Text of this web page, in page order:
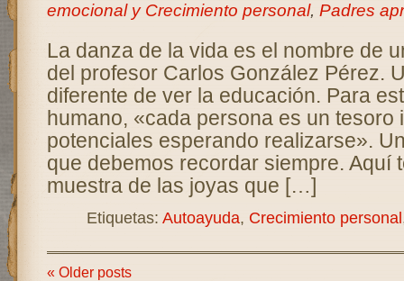
emocional y Crecimiento personal, Padres
La danza de la vida es el nombre de
del profesor Carlos González Pérez.
diferente de ver la educación. Para
humano, «cada persona es un tesoro
potenciales esperando realizarse».
que debemos recordar siempre. Aquí
muestra de las joyas que […]
Etiquetas: Autoayuda, Crecimiento personal
« Older posts